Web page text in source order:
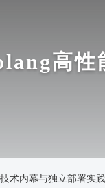
高性
术内幕与独立部署实践